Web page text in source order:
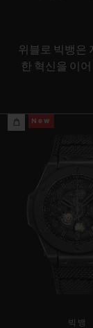
위블로 빅뱅은
한 혁신을 이
New
빅뱅